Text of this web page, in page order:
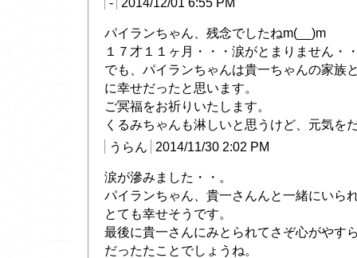
パイランちゃん、残念でしたねm(__)m
１７才１１ヶ月・・・涙がとまりません・
でも、パイランちゃんは貴一ちゃんの家族
に幸せだったと思います。
ご冥福をお祈りいたします。
くるみちゃんも淋しいと思うけど、元気を
うらん
2014/11/30 2:02 PM
涙が滲みました・・。
パイランちゃん、貴一さんんと一緒にいら
とても幸せそうです。
最後に貴一さんにみとられてさぞ心がやす
だったたことでしょうね。